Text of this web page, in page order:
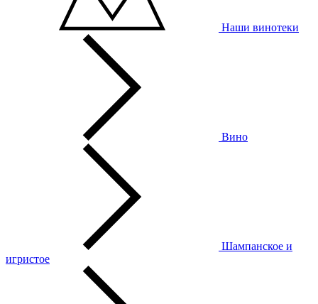
Наши винотеки
Вино
Шампанское и
игристое